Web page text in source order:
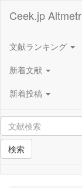
Ceek.jp
文献ランキング
新着文献
新着投稿
検索